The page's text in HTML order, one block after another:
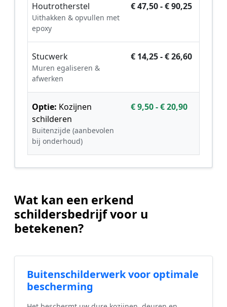
Houtrotherstel
Uithakken & opvullen met
epoxy
€ 47,50 - € 90,25
Stucwerk
Muren egaliseren &
afwerken
€ 14,25 - € 26,60
Optie: Kozijnen
schilderen
Buitenzijde (aanbevolen
bij onderhoud)
€ 9,50 - € 20,90
Wat kan een erkend
schildersbedrijf voor u
betekenen?
Buitenschilderwerk voor optimale
bescherming